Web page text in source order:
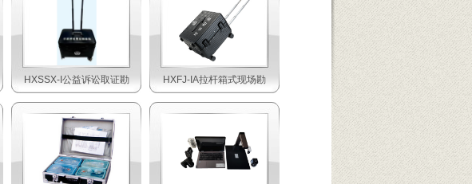
HXSSX-I公益诉讼取证勘 HXFJ-IA拉杆箱式现场勘